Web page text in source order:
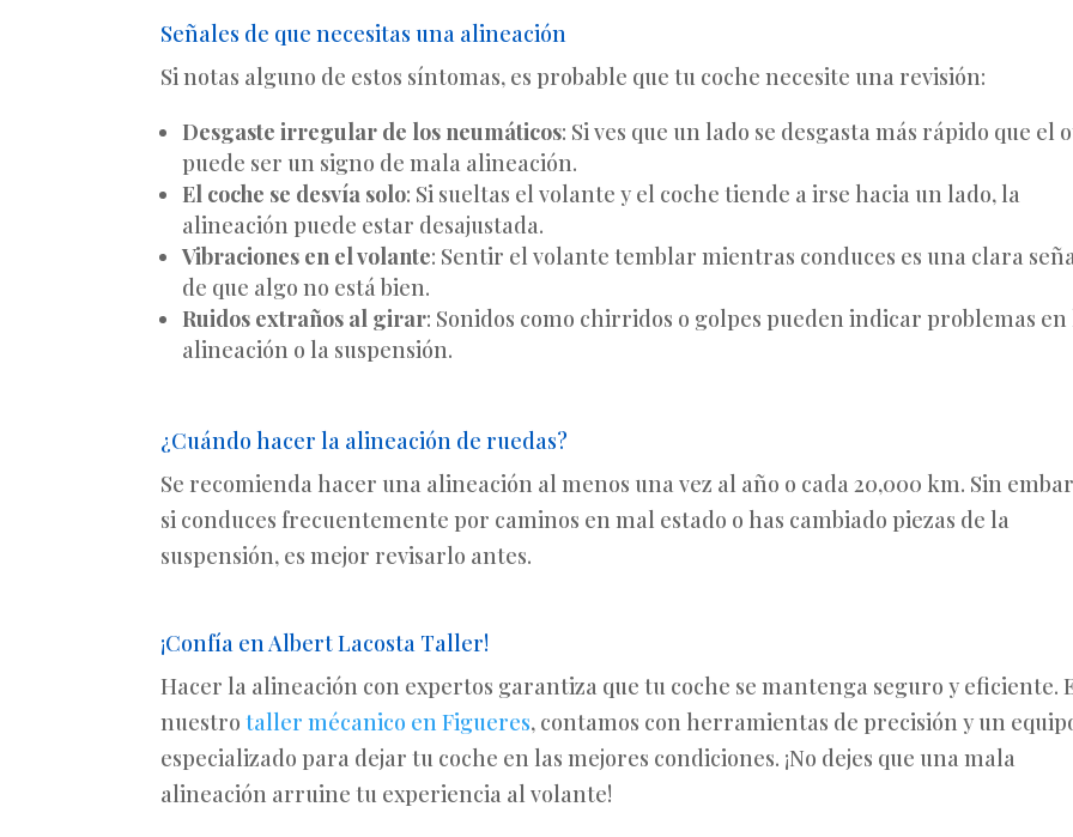
Señales de que necesitas una alineación
Si notas alguno de estos síntomas, es probable que tu coche necesite una revisión:
Desgaste irregular de los neumáticos: Si ves que un lado se desgasta más rápido que el
puede ser un signo de mala alineación.
El coche se desvía solo: Si sueltas el volante y el coche tiende a irse hacia un lado, la
alineación puede estar desajustada.
Vibraciones en el volante: Sentir el volante temblar mientras conduces es una clara
de que algo no está bien.
Ruidos extraños al girar: Sonidos como chirridos o golpes pueden indicar problemas en
alineación o la suspensión.
¿Cuándo hacer la alineación de ruedas?
Se recomienda hacer una alineación al menos una vez al año o cada 20,000 km. Sin
si conduces frecuentemente por caminos en mal estado o has cambiado piezas de la
suspensión, es mejor revisarlo antes.
¡Confía en Albert Lacosta Taller!
Hacer la alineación con expertos garantiza que tu coche se mantenga seguro y eficiente.
nuestrotaller mécanico en Figueres, contamos con herramientas de precisión y un
especializado para dejar tu coche en las mejores condiciones. ¡No dejes que una mala
alineación arruine tu experiencia al volante!